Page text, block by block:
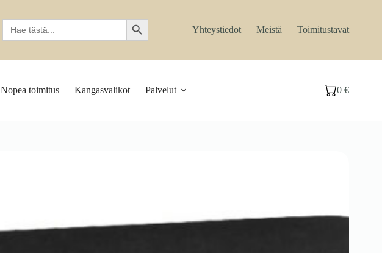
Search
for:
Search Button Yhteystiedot Meistä Toimitustavat
Nopea toimitus Kangasvalikot Palvelut Ostoskori
0€